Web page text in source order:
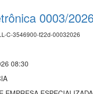
0003/
C-3546900-f22d-00032026
08:30